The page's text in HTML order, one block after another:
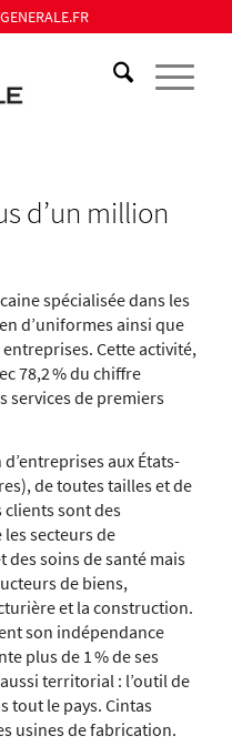
d’un million
spécialisée dans les
d’uniformes ainsi que
Cette activité,
78,2 % du chiffre
services de premiers
aux États-
de toutes tailles et de
clients sont des
secteurs de
des soins de santé mais
de biens,
et la construction.
son indépendance
plus de 1 % de ses
territorial : l’outil de
tout le pays. Cintas
usines de fabrication.